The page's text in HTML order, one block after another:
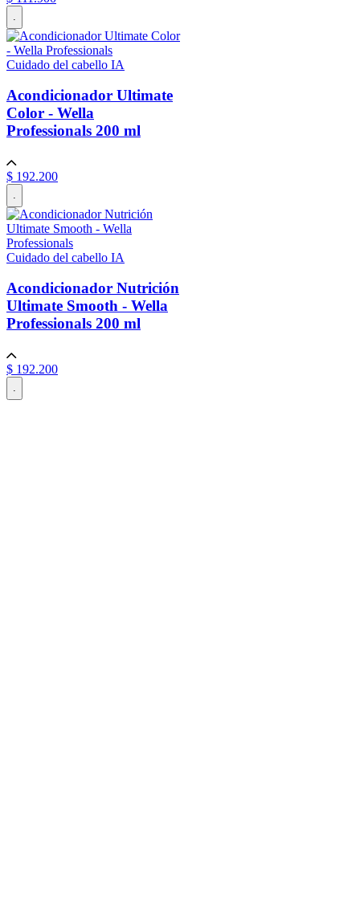
.
Cuidado del cabello IA
Acondicionador Ultimate
Color - Wella
Professionals 200 ml
$ 192.200
.
Cuidado del cabello IA
Acondicionador Nutrición
Ultimate Smooth - Wella
Professionals 200 ml
$ 192.200
.